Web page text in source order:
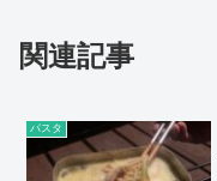
関連記事
パスタ